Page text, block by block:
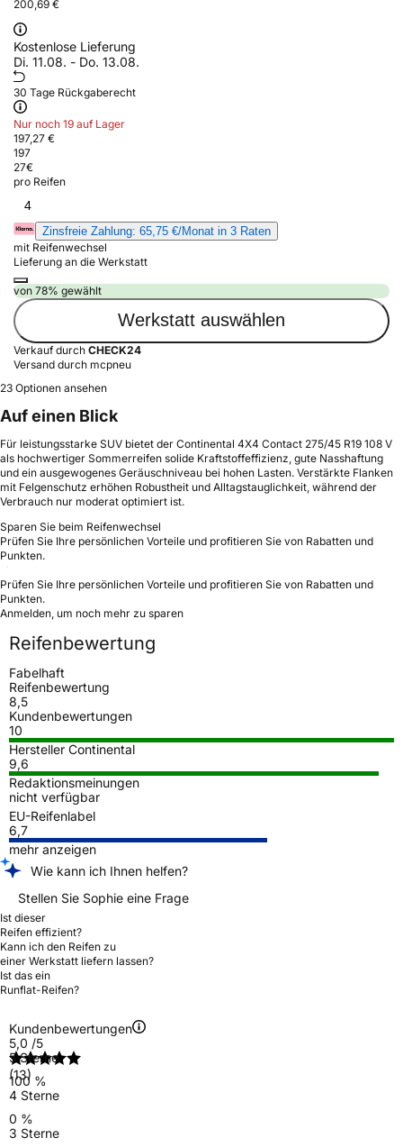
200,69 €
Kostenlose Lieferung
Di. 11.08. - Do. 13.08.
30 Tage Rückgaberecht
Nur noch 19 auf Lager
197,27 €
197
27€
pro Reifen
4
Zinsfreie Zahlung: 65,75 €/Monat in 3 Raten
mit Reifenwechsel
Lieferung an die Werkstatt
von 78% gewählt
Werkstatt auswählen
Verkauf durch CHECK24
Versand durch mcpneu
23 Optionen ansehen
Auf einen Blick
Für leistungsstarke SUV bietet der Continental 4X4 Contact 275/45 R19 108 V
als hochwertiger Sommerreifen solide Kraftstoffeffizienz, gute Nasshaftung
und ein ausgewogenes Geräuschniveau bei hohen Lasten. Verstärkte Flanken
mit Felgenschutz erhöhen Robustheit und Alltagstauglichkeit, während der
Verbrauch nur moderat optimiert ist.
Sparen Sie beim Reifenwechsel
Prüfen Sie Ihre persönlichen Vorteile und profitieren Sie von Rabatten und
Punkten.
Prüfen Sie Ihre persönlichen Vorteile und profitieren Sie von Rabatten und
Punkten.
Anmelden, um noch mehr zu sparen
Reifenbewertung
Fabelhaft
Reifenbewertung
8,5
Kundenbewertungen
10
Hersteller Continental
9,6
Redaktionsmeinungen
nicht verfügbar
EU-Reifenlabel
6,7
mehr anzeigen
Wie kann ich Ihnen helfen?
Stellen Sie Sophie eine Frage
Ist dieser
Reifen effizient?
Kann ich den Reifen zu
einer Werkstatt liefern lassen?
Ist das ein
Runflat-Reifen?
Kundenbewertungen
5,0 /5
(13)
5 Sterne
100 %
4 Sterne
0 %
3 Sterne